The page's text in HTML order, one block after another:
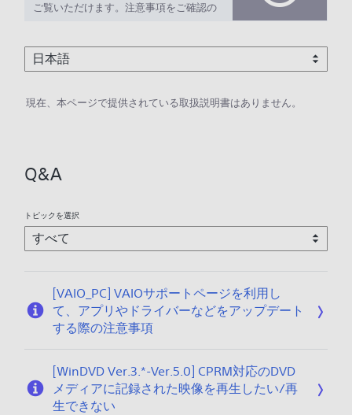
ご覧いただけます。注意事項をご確認の
現在、本ページで提供されている取扱説明書はありません。
Q&A
トピックを選択
[VAIO_PC] VAIOサポートページを利用し
て、アプリやドライバーなどをアップデート
する際の注意事項
[WinDVD Ver.3.*-Ver.5.0] CPRM対応のDVD
メディアに記録された映像を再生したい/再
生できない